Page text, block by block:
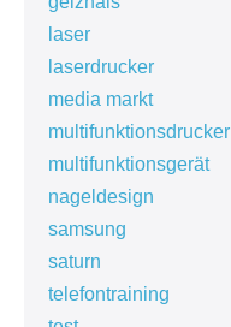
laser
laserdrucker
media markt
multifunktionsdrucker
multifunktionsgerät
nageldesign
samsung
saturn
telefontraining